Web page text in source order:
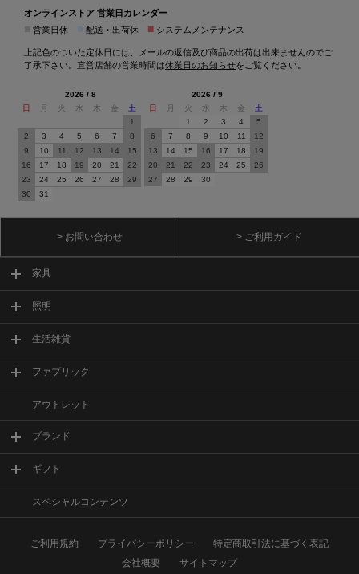
オンラインストア 営業日カレンダー
営業日休 配送・出荷休 ■ システムメンテナンス
上記色のついた定休日には、メールの返信及び商品の出荷は出来ませんのでご
了承下さい。直営店舗の営業時間は休業日のお知らせをご覧ください。
2026 / 8
日
月 火 水 木 金
土
1
2
3 4 5 6 7
8
9
10 11 12 13 14
15
16
17 18 19 20 21
22
23
24 25 26 27 28
29
30
31
2026 / 9
日
月 火 水 木 金
土
1
2 3 4
5
6
7 8 9 10 11
12
13
14 15 16 17 18
19
20
21 22 23 24 25
26
27
28 29 30
> お問い合わせ > ご利用ガイド
家具
照明
生活雑貨
ファブリック
アウトレット
ブランド
ギフト
スペシャルコンテンツ
ご利用規約 プライバシーポリシー
特定商取引法に基づく表記
会社概要
サイトマップ